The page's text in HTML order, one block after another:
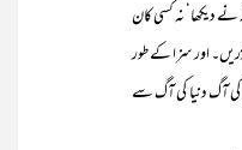
نے دیکھا‘ نہ کسی کان
اور سزا کے طور
کی آگ دنیا کی آگ سے